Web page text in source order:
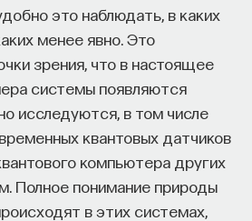
это наблюдать, в каких
менее явно. Это
зрения, что в настоящее
системы появляются
исследуются, в том числе
квантовых датчиков
компьютера других
Полное понимание природы
в этих системах,